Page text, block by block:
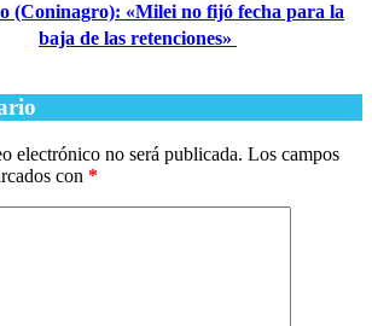
(Coninagro): «Milei no fijó fecha para la
baja de las retenciones»
electrónico no será publicada. Los campos
con *